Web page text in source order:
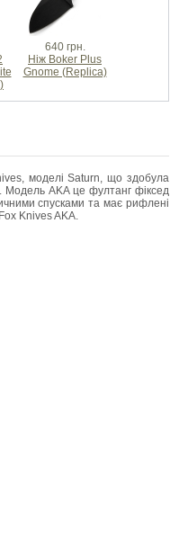
640 грн.
Ніж Boker Plus
Gnome (Replica)
моделі Saturn, що здобула
Модель AKA це фултанг фіксед
спусками та має рифлені
Knives AKA.